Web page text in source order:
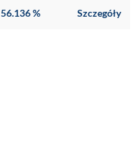
56.136 % Szczegóły